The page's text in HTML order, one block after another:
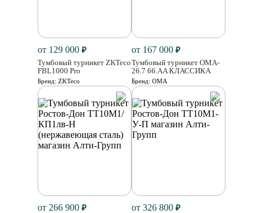
от 129 000 ₽
Тумбовый турникет ZKTeco
FBL1000 Pro
Бренд: ZKTeco
от 167 000 ₽
Тумбовый турникет OMA-
26.7 66.AA КЛАССИКА
Бренд: ОМА
от 266 900 ₽ от 326 800 ₽